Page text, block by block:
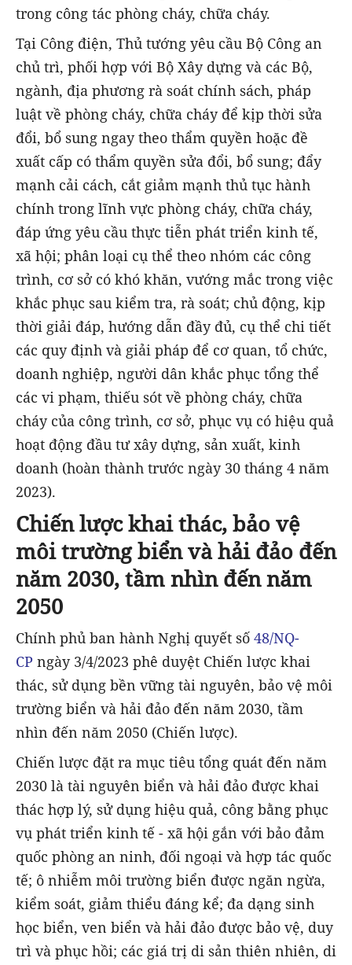
trong công tác phòng cháy, chữa cháy.
Tại Công điện, Thủ tướng yêu cầu Bộ Công an
chủ trì, phối hợp với Bộ Xây dựng và các Bộ,
ngành, địa phương rà soát chính sách, pháp
luật về phòng cháy, chữa cháy để kịp thời sửa
đổi, bổ sung ngay theo thẩm quyền hoặc đề
xuất cấp có thẩm quyền sửa đổi, bổ sung; đẩy
mạnh cải cách, cắt giảm mạnh thủ tục hành
chính trong lĩnh vực phòng cháy, chữa cháy,
đáp ứng yêu cầu thực tiễn phát triển kinh tế,
xã hội; phân loại cụ thể theo nhóm các công
trình, cơ sở có khó khăn, vướng mắc trong việc
khắc phục sau kiểm tra, rà soát; chủ động, kịp
thời giải đáp, hướng dẫn đầy đủ, cụ thể chi tiết
các quy định và giải pháp để cơ quan, tổ chức,
doanh nghiệp, người dân khắc phục tổng thể
các vi phạm, thiếu sót về phòng cháy, chữa
cháy của công trình, cơ sở, phục vụ có hiệu quả
hoạt động đầu tư xây dựng, sản xuất, kinh
doanh (hoàn thành trước ngày 30 tháng 4 năm
2023).
Chiến lược khai thác, bảo vệ
môi trường biển và hải đảo đến
năm 2030, tầm nhìn đến năm
2050
Chính phủ ban hành Nghị quyết số 48/NQ-
CP ngày 3/4/2023 phê duyệt Chiến lược khai
thác, sử dụng bền vững tài nguyên, bảo vệ môi
trường biển và hải đảo đến năm 2030, tầm
nhìn đến năm 2050 (Chiến lược).
Chiến lược đặt ra mục tiêu tổng quát đến năm
2030 là tài nguyên biển và hải đảo được khai
thác hợp lý, sử dụng hiệu quả, công bằng phục
vụ phát triển kinh tế - xã hội gắn với bảo đảm
quốc phòng an ninh, đối ngoại và hợp tác quốc
tế; ô nhiễm môi trường biển được ngăn ngừa,
kiểm soát, giảm thiểu đáng kể; đa dạng sinh
học biển, ven biển và hải đảo được bảo vệ, duy
trì và phục hồi; các giá trị di sản thiên nhiên, di